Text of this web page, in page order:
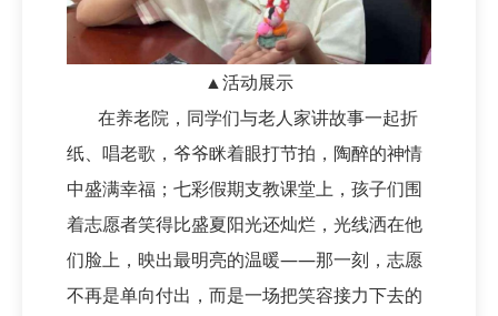
▲活动展示
在养老院，同学们与老人家讲故事一起折
纸、唱老歌，爷爷眯着眼打节拍，陶醉的神情
中盛满幸福；七彩假期支教课堂上，孩子们围
着志愿者笑得比盛夏阳光还灿烂，光线洒在他
们脸上，映出最明亮的温暖——那一刻，志愿
不再是单向付出，而是一场把笑容接力下去的